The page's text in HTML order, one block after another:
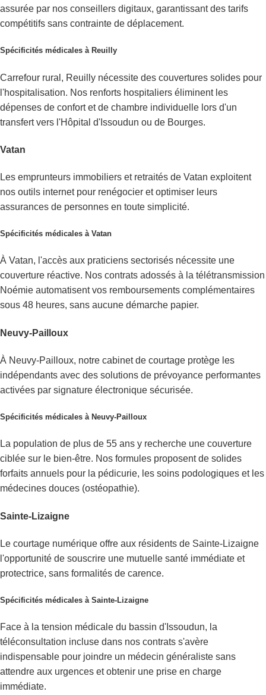
assurée par nos conseillers digitaux, garantissant des tarifs
compétitifs sans contrainte de déplacement.
Spécificités médicales à Reuilly
Carrefour rural, Reuilly nécessite des couvertures solides pour
l'hospitalisation. Nos renforts hospitaliers éliminent les
dépenses de confort et de chambre individuelle lors d'un
transfert vers l'Hôpital d'Issoudun ou de Bourges.
Vatan
Les emprunteurs immobiliers et retraités de Vatan exploitent
nos outils internet pour renégocier et optimiser leurs
assurances de personnes en toute simplicité.
Spécificités médicales à Vatan
À Vatan, l'accès aux praticiens sectorisés nécessite une
couverture réactive. Nos contrats adossés à la télétransmission
Noémie automatisent vos remboursements complémentaires
sous 48 heures, sans aucune démarche papier.
Neuvy-Pailloux
À Neuvy-Pailloux, notre cabinet de courtage protège les
indépendants avec des solutions de prévoyance performantes
activées par signature électronique sécurisée.
Spécificités médicales à Neuvy-Pailloux
La population de plus de 55 ans y recherche une couverture
ciblée sur le bien-être. Nos formules proposent de solides
forfaits annuels pour la pédicurie, les soins podologiques et les
médecines douces (ostéopathie).
Sainte-Lizaigne
Le courtage numérique offre aux résidents de Sainte-Lizaigne
l'opportunité de souscrire une mutuelle santé immédiate et
protectrice, sans formalités de carence.
Spécificités médicales à Sainte-Lizaigne
Face à la tension médicale du bassin d'Issoudun, la
téléconsultation incluse dans nos contrats s'avère
indispensable pour joindre un médecin généraliste sans
attendre aux urgences et obtenir une prise en charge
immédiate.